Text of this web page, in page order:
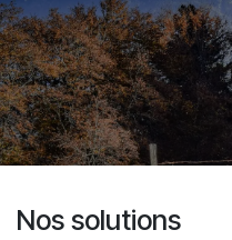
Nos solutions